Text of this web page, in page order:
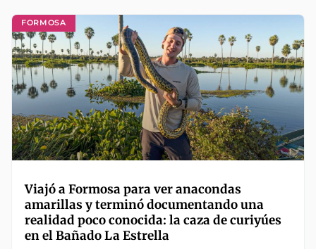
FORMOSA
Viajó a Formosa para ver anacondas
amarillas y terminó documentando una
realidad poco conocida: la caza de curiyúes
en el Bañado La Estrella